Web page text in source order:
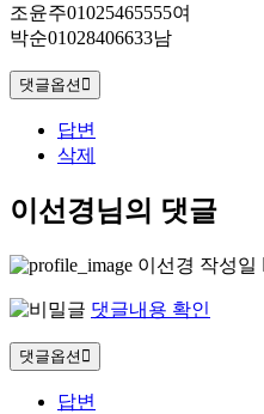
조윤주01025465555여
박순01028406633남
댓글옵션
답변
삭제
이선경님의 댓글
이선경 작성일
댓글내용 확인
댓글옵션
답변